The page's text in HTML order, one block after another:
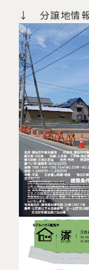
↓ 分譲地